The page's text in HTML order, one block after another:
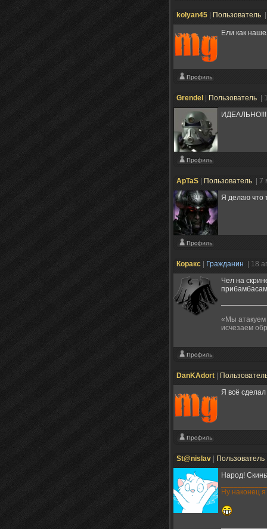
kolyan45 Пользователь
Ели как
Grendel Пользователь
|
ApTaS Пользователь
|
Я делаю что
Коракс Гражданин
| 18
Чел на
«Мы атакуем
исчезаем
DanKAdort
Я всё сделал
St@nislav Пользователь
Народ!
Ну наконец